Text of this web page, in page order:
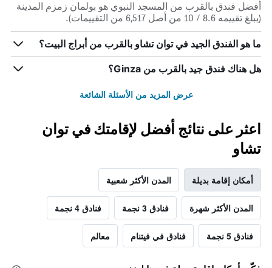
أفضل فندق بالقرب من المسجد النبوي هو بولمان زمزم المدينة
(يبلغ تقييمه 8.6 / 10 من أصل 6,517 من التقييمات).
ما هو الفندق الجيد في توان تشاو بالقرب من أبراج البيت؟
هل هناك فندق جيد بالقرب من Ginza؟
عرض المزيد من الأسئلة الشائعة
اعثر على نتائج أفضل لإقامتك في توان
تشاو
أمكان إقامة بديلة المدن الأكثر شعبية
المدن الأكثر شهرة فنادق 3 نجمة فنادق 4 نجمة
فنادق 5 نجمة فنادق في فيتنام معالم